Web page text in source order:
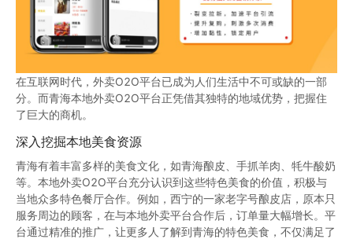
在互联网时代，外卖O2O平台已成为人们生活中不可或缺的一部
分。而青海本地外卖O2O平台正凭借其独特的地域优势，把握住
了巨大的商机。
深入挖掘本地美食资源
青海有着丰富多样的美食文化，如青海酿皮、手抓羊肉、牦牛酸奶
等。本地外卖O2O平台充分认识到这些特色美食的价值，积极与
当地众多特色餐厅合作。例如，西宁的一家老字号酿皮店，原本只
服务周边的顾客，在与本地外卖平台合作后，订单量大幅增长。平
台通过精准的推广，让更多人了解到青海的特色美食，不仅满足了